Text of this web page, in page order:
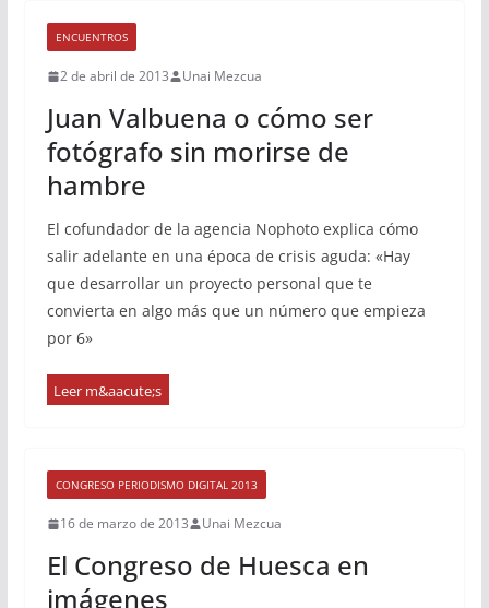
ENCUENTROS
2 de abril de 2013 Unai Mezcua
Juan Valbuena o cómo ser
fotógrafo sin morirse de
hambre
El cofundador de la agencia Nophoto explica cómo
salir adelante en una época de crisis aguda: «Hay
que desarrollar un proyecto personal que te
convierta en algo más que un número que empieza
por 6»
CONGRESO PERIODISMO DIGITAL 2013
16 de marzo de 2013 Unai Mezcua
El Congreso de Huesca en
imágenes